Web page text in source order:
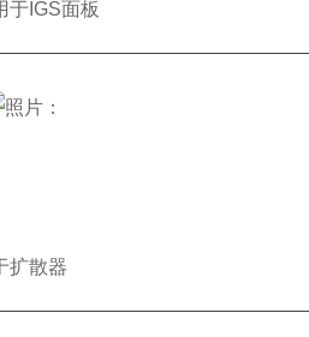
于IGS面板
扩散器